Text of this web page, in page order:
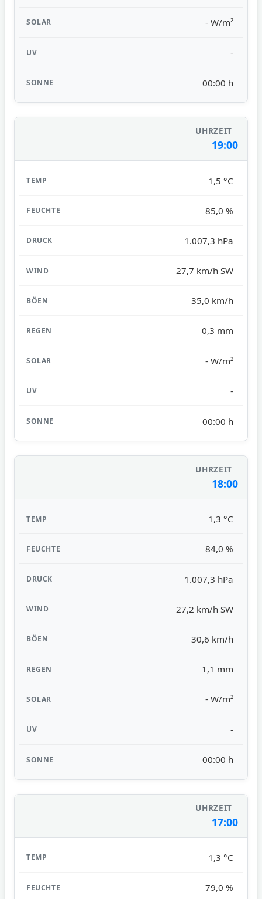
- W/m²
-
00:00 h
19:00
1,5 °C
85,0 %
1.007,3 hPa
27,7 km/h SW
35,0 km/h
0,3 mm
- W/m²
-
00:00 h
18:00
1,3 °C
84,0 %
1.007,3 hPa
27,2 km/h SW
30,6 km/h
1,1 mm
- W/m²
-
00:00 h
17:00
1,3 °C
79,0 %